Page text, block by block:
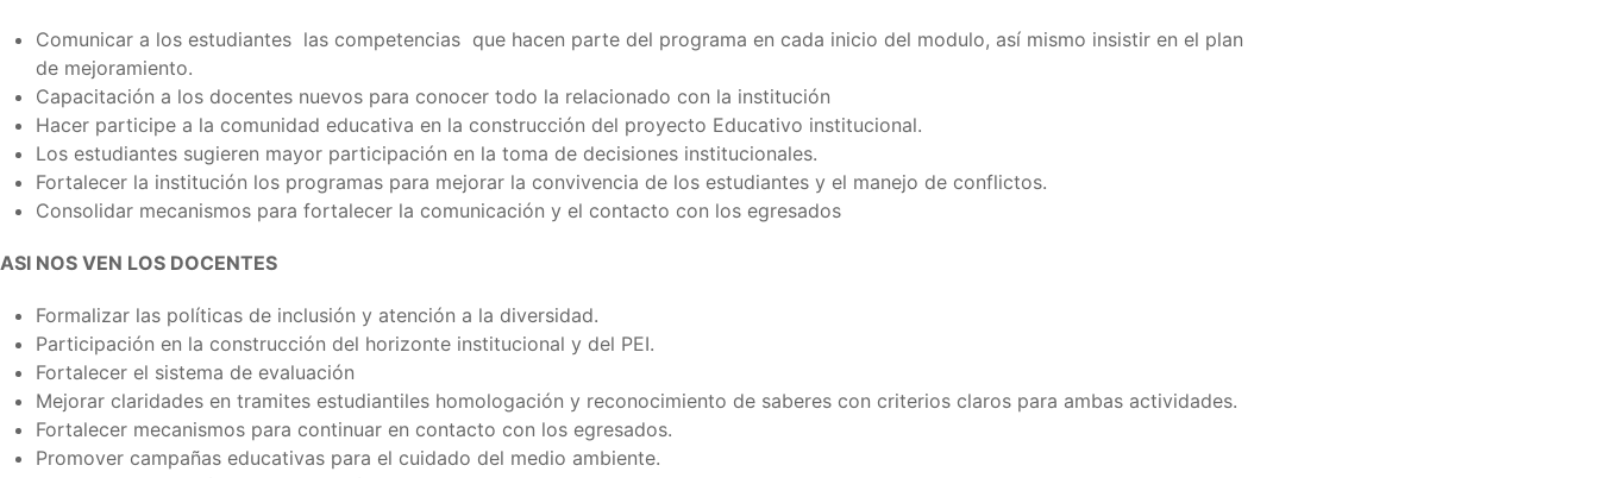
Comunicar a los estudiantes las competencias que hacen parte del programa en cada inicio del modulo, así mismo insistir en el plan
de mejoramiento.
Capacitación a los docentes nuevos para conocer todo la relacionado con la institución
Hacer participe a la comunidad educativa en la construcción del proyecto Educativo institucional.
Los estudiantes sugieren mayor participación en la toma de decisiones institucionales.
Fortalecer la institución los programas para mejorar la convivencia de los estudiantes y el manejo de conflictos.
Consolidar mecanismos para fortalecer la comunicación y el contacto con los egresados
ASI NOS VEN LOS DOCENTES
Formalizar las políticas de inclusión y atención a la diversidad.
Participación en la construcción del horizonte institucional y del PEI.
Fortalecer el sistema de evaluación
Mejorar claridades en tramites estudiantiles homologación y reconocimiento de saberes con criterios claros para ambas actividades.
Fortalecer mecanismos para continuar en contacto con los egresados.
Promover campañas educativas para el cuidado del medio ambiente.